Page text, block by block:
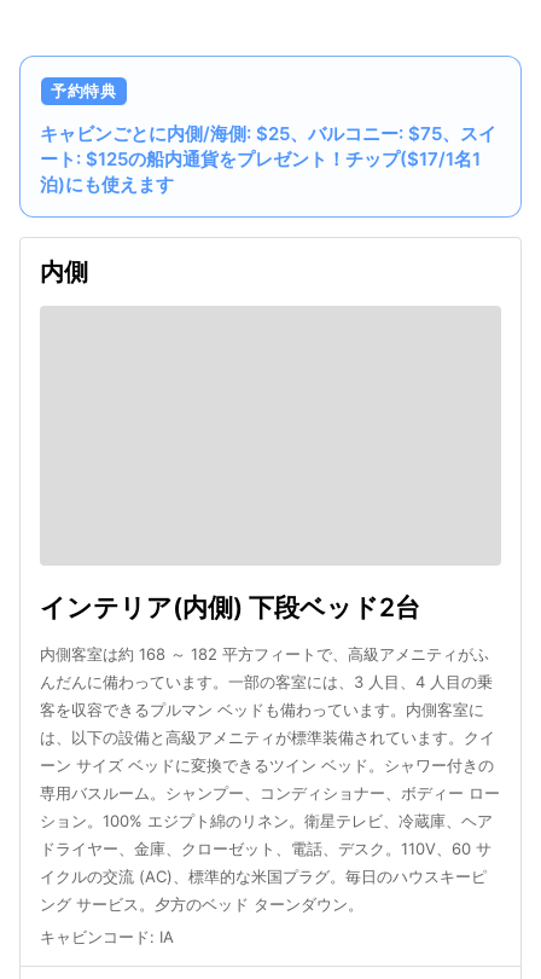
予約特典
キャビンごとに内側/海側: $25、バルコニー: $75、スイ
ート: $125の船内通貨をプレゼント！チップ($17/1名1
泊)にも使えます
内側
インテリア(内側) 下段ベッド2台
内側客室は約 168 ～ 182 平方フィートで、高級アメニティがふ
んだんに備わっています。一部の客室には、3 人目、4 人目の乗
客を収容できるプルマン ベッドも備わっています。内側客室に
は、以下の設備と高級アメニティが標準装備されています。クイ
ーン サイズ ベッドに変換できるツイン ベッド。シャワー付きの
専用バスルーム。シャンプー、コンディショナー、ボディー ロー
ション。100% エジプト綿のリネン。衛星テレビ、冷蔵庫、ヘア
ドライヤー、金庫、クローゼット、電話、デスク。110V、60 サ
イクルの交流 (AC)、標準的な米国プラグ。毎日のハウスキーピ
ング サービス。夕方のベッド ターンダウン。
キャビンコード: IA